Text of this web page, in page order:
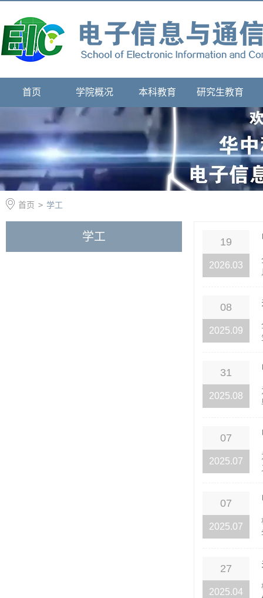
首页 学院概况 本科教育 研究生教育
首页 > 学工
学工 19
2026.03
08
2025.09
31
2025.08
07
2025.07
07
2025.07
27
2025.04